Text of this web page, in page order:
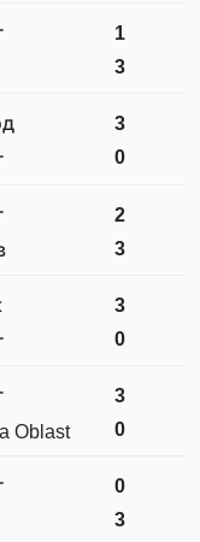
1
3
3
0
2
3
3
0
Oblast
3
0
0
3